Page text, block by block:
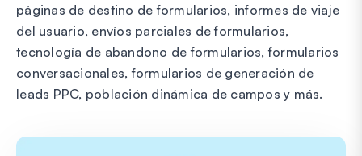
páginas de destino de formularios, informes de viaje
del usuario, envíos parciales de formularios,
tecnología de abandono de formularios, formularios
conversacionales, formularios de generación de
leads PPC, población dinámica de campos y más.